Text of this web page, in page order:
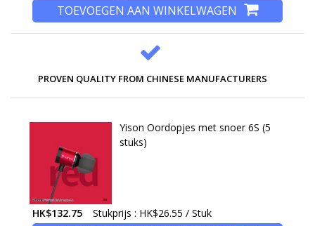
TOEVOEGEN AAN WINKELWAGEN
PROVEN QUALITY FROM CHINESE MANUFACTURERS
Yison Oordopjes met snoer 6S (5
stuks)
HK$132.75 Stukprijs : HK$26.55 / Stuk